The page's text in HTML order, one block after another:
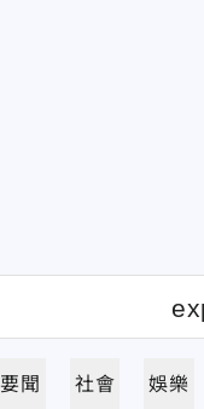
要聞 社會 娛樂